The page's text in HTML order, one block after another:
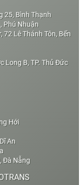
25, Bình Thạnh
Phú Nhuận
72 Lê Thánh Tôn, Bến
Long B, TP. Thủ Đức
Hới
An
Đà Nẵng